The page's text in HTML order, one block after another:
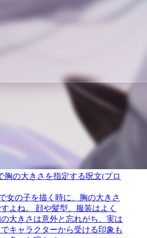
胸の大きさを指定する呪文(プロ
女の子を描く時に、胸の大きさ
よね。 顔や髪型、服装はよく
大きさは意外と忘れがち、実は
キャラクターから受ける印象も